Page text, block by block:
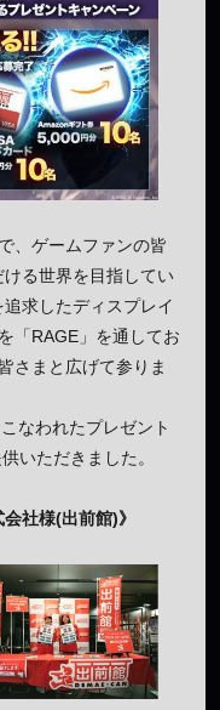
、ゲームファンの皆
る世界を目指してい
求したディスプレイ
「RAGE」を通してお
さまと広げて参りま
なわれたプレゼント
いただきました。
社様(出前館)》